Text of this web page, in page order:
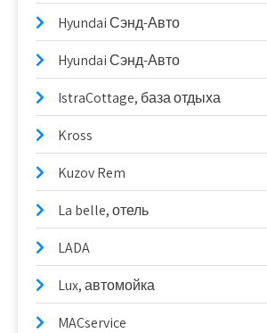
Hyundai Сэнд-Авто
Hyundai Сэнд-Авто
IstraCottage, база отдыха
Kross
Kuzov Rem
La belle, отель
LADA
Lux, автомойка
MACservice